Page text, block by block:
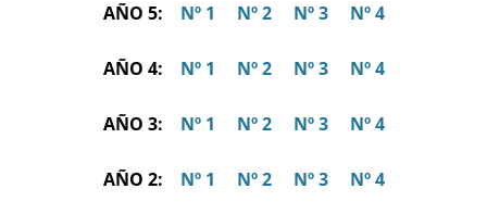
AÑO 5: Nº 1 Nº 2 Nº 3 Nº 4
AÑO 4: Nº 1 Nº 2 Nº 3 Nº 4
AÑO 3: Nº 1 Nº 2 Nº 3 Nº 4
AÑO 2: Nº 1 Nº 2 Nº 3 Nº 4